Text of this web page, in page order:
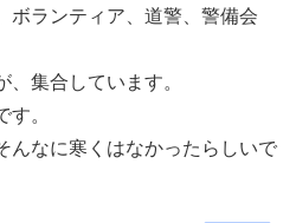
ボランティア、道警、警備会
、集合しています。
。
んなに寒くはなかったらしいで